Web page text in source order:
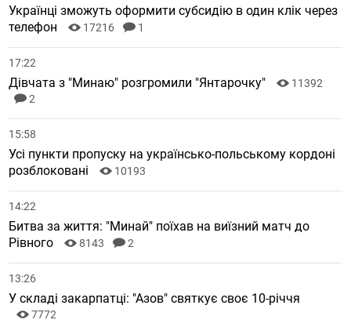
Українці зможуть оформити субсидію в один клік через
телефон
17216 1
17:22
Дівчата з "Минаю" розгромили "Янтарочку"
11392
2
15:58
Усі пункти пропуску на українсько-польському кордоні
розблоковані
10193
14:22
Битва за життя: "Минай" поїхав на виїзний матч до
Рівного
8143 2
13:26
У складі закарпатці: "Азов" святкує своє 10-річчя
7772